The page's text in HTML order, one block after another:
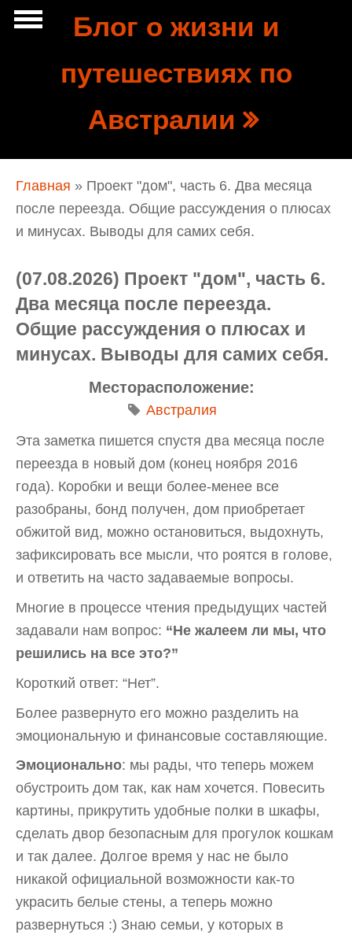
Перейти к основному содержанию
Блог о жизни и
путешествиях по
Австралии
Navigation
Вы здесь
Главная » Проект "дом", часть 6. Два месяца
после переезда. Общие рассуждения о плюсах
и минусах. Выводы для самих себя.
(07.08.2026) Проект "дом", часть 6.
Два месяца после переезда.
Общие рассуждения о плюсах и
минусах. Выводы для самих себя.
Месторасположение:
Австралия
Эта заметка пишется спустя два месяца после
переезда в новый дом (конец ноября 2016
года). Коробки и вещи более-менее все
разобраны, бонд получен, дом приобретает
обжитой вид, можно остановиться, выдохнуть,
зафиксировать все мысли, что роятся в голове,
и ответить на часто задаваемые вопросы.
Многие в процессе чтения предыдущих частей
задавали нам вопрос: “Не жалеем ли мы, что
решились на все это?”
Короткий ответ: “Нет”.
Более развернуто его можно разделить на
эмоциональную и финансовые составляющие.
Эмоционально: мы рады, что теперь можем
обустроить дом так, как нам хочется. Повесить
картины, прикрутить удобные полки в шкафы,
сделать двор безопасным для прогулок кошкам
и так далее. Долгое время у нас не было
никакой официальной возможности как-то
украсить белые стены, а теперь можно
развернуться :) Знаю семьи, у которых в